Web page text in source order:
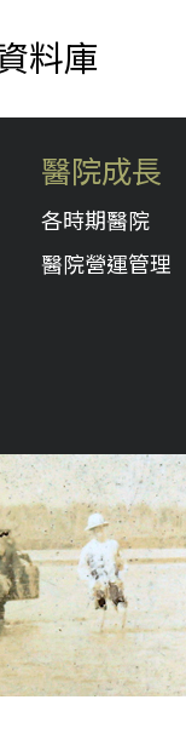
料庫
醫院成長
各時期醫院
醫院營運管理